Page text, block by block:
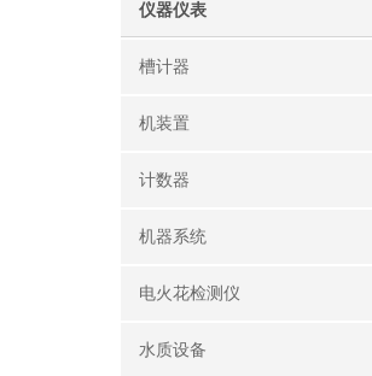
仪器仪表
槽计器
机装置
计数器
机器系统
电火花检测仪
水质设备